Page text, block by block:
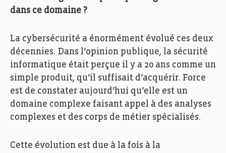
dans ce domaine ?
La cybersécurité a énormément évolué ces deux
décennies. Dans l’opinion publique, la sécurité
informatique était perçue il y a 20 ans comme un
simple produit, qu’il suffisait d’acquérir. Force
est de constater aujourd’hui qu’elle est un
domaine complexe faisant appel à des analyses
complexes et des corps de métier spécialisés.
Cette évolution est due à la fois à la